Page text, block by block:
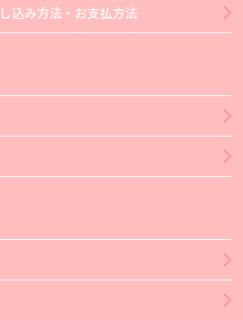
込み方法・お支払方法